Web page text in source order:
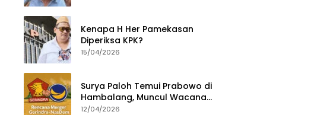
Kenapa H Her Pamekasan
Diperiksa KPK?
15/04/2026
Surya Paloh Temui Prabowo di
Hambalang, Muncul Wacana
Penggabungan NasDem dan
12/04/2026